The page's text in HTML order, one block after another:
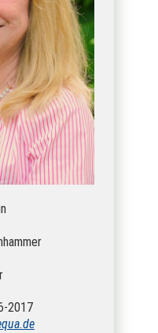
2017